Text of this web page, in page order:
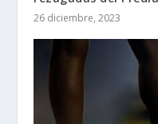
26 diciembre, 2023